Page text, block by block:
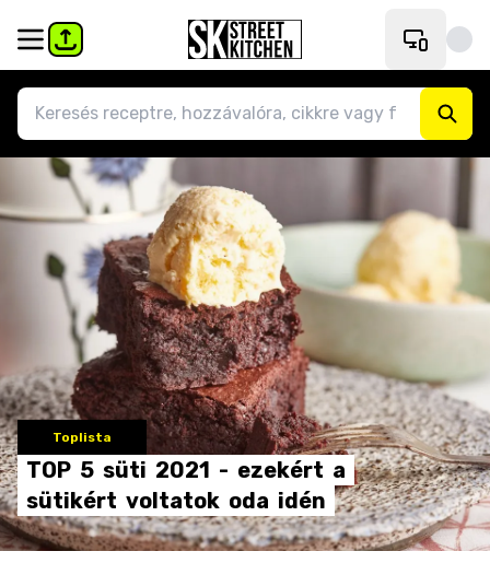
Toplista
TOP 5 süti 2021 - ezekért a
sütikért voltatok oda idén